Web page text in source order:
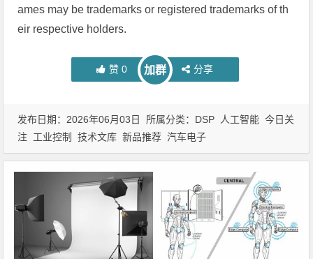
ames may be trademarks or registered trademarks of th
eir respective holders.
赞 0 加群 分享
发布日期：2026年06月03日 所属分类： DSP 人工智能 今日关
注
工业控制 技术文库 新品推荐 汽车电子